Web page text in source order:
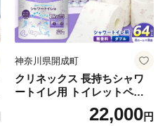
神奈川県開成町
クリネックス 長持ちシャワ
ートイレ用 トイレットペー
パー（ダブル）64ロール(8ロ
ール×8パック) 開成町 トイレ
22,000円